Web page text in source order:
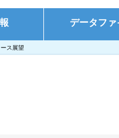
クス
データファ
ース展望